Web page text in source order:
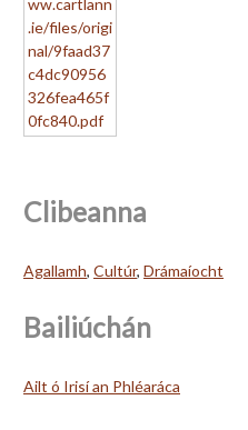
Clibeanna
Agallamh, Cultúr, Drámaíocht
Bailiúchán
Ailt ó Irisí an Phléaráca